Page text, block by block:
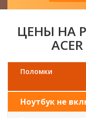
ЦЕНЫ НА
Поломки
Ноутбук не